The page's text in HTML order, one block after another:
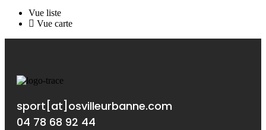
Vue liste
Vue carte
sport[at]osvilleurbanne.com
04 78 68 92 44